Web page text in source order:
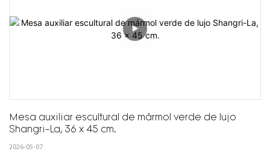
Mesa auxiliar escultural de mármol verde de lujo
Shangri-La, 36 x 45 cm.
2026-05-07